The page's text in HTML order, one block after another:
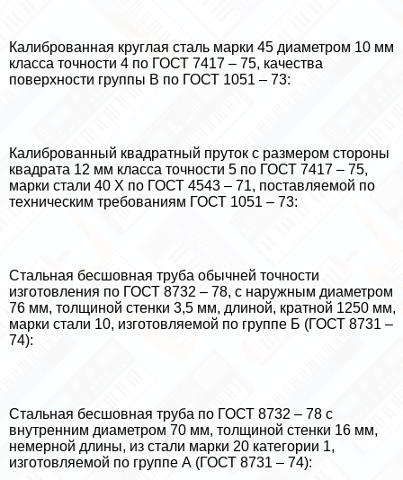
Калиброванная круглая сталь марки 45 диаметром 10 мм
класса точности 4 по ГОСТ 7417 – 75, качества
поверхности группы В по ГОСТ 1051 – 73:
Калиброванный квадратный пруток с размером стороны
квадрата 12 мм класса точности 5 по ГОСТ 7417 – 75,
марки стали 40 Х по ГОСТ 4543 – 71, поставляемой по
техническим требованиям ГОСТ 1051 – 73:
Стальная бесшовная труба обычней точности
изготовления по ГОСТ 8732 – 78, с наружным диаметром
76 мм, толщиной стенки 3,5 мм, длиной, кратной 1250 мм,
марки стали 10, изготовляемой по группе Б (ГОСТ 8731 –
74):
Стальная бесшовная труба по ГОСТ 8732 – 78 с
внутренним диаметром 70 мм, толщиной стенки 16 мм,
немерной длины, из стали марки 20 категории 1,
изготовляемой по группе А (ГОСТ 8731 – 74):